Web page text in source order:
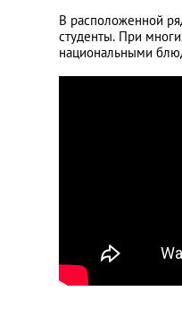
В расположенной
студенты. При
национальными